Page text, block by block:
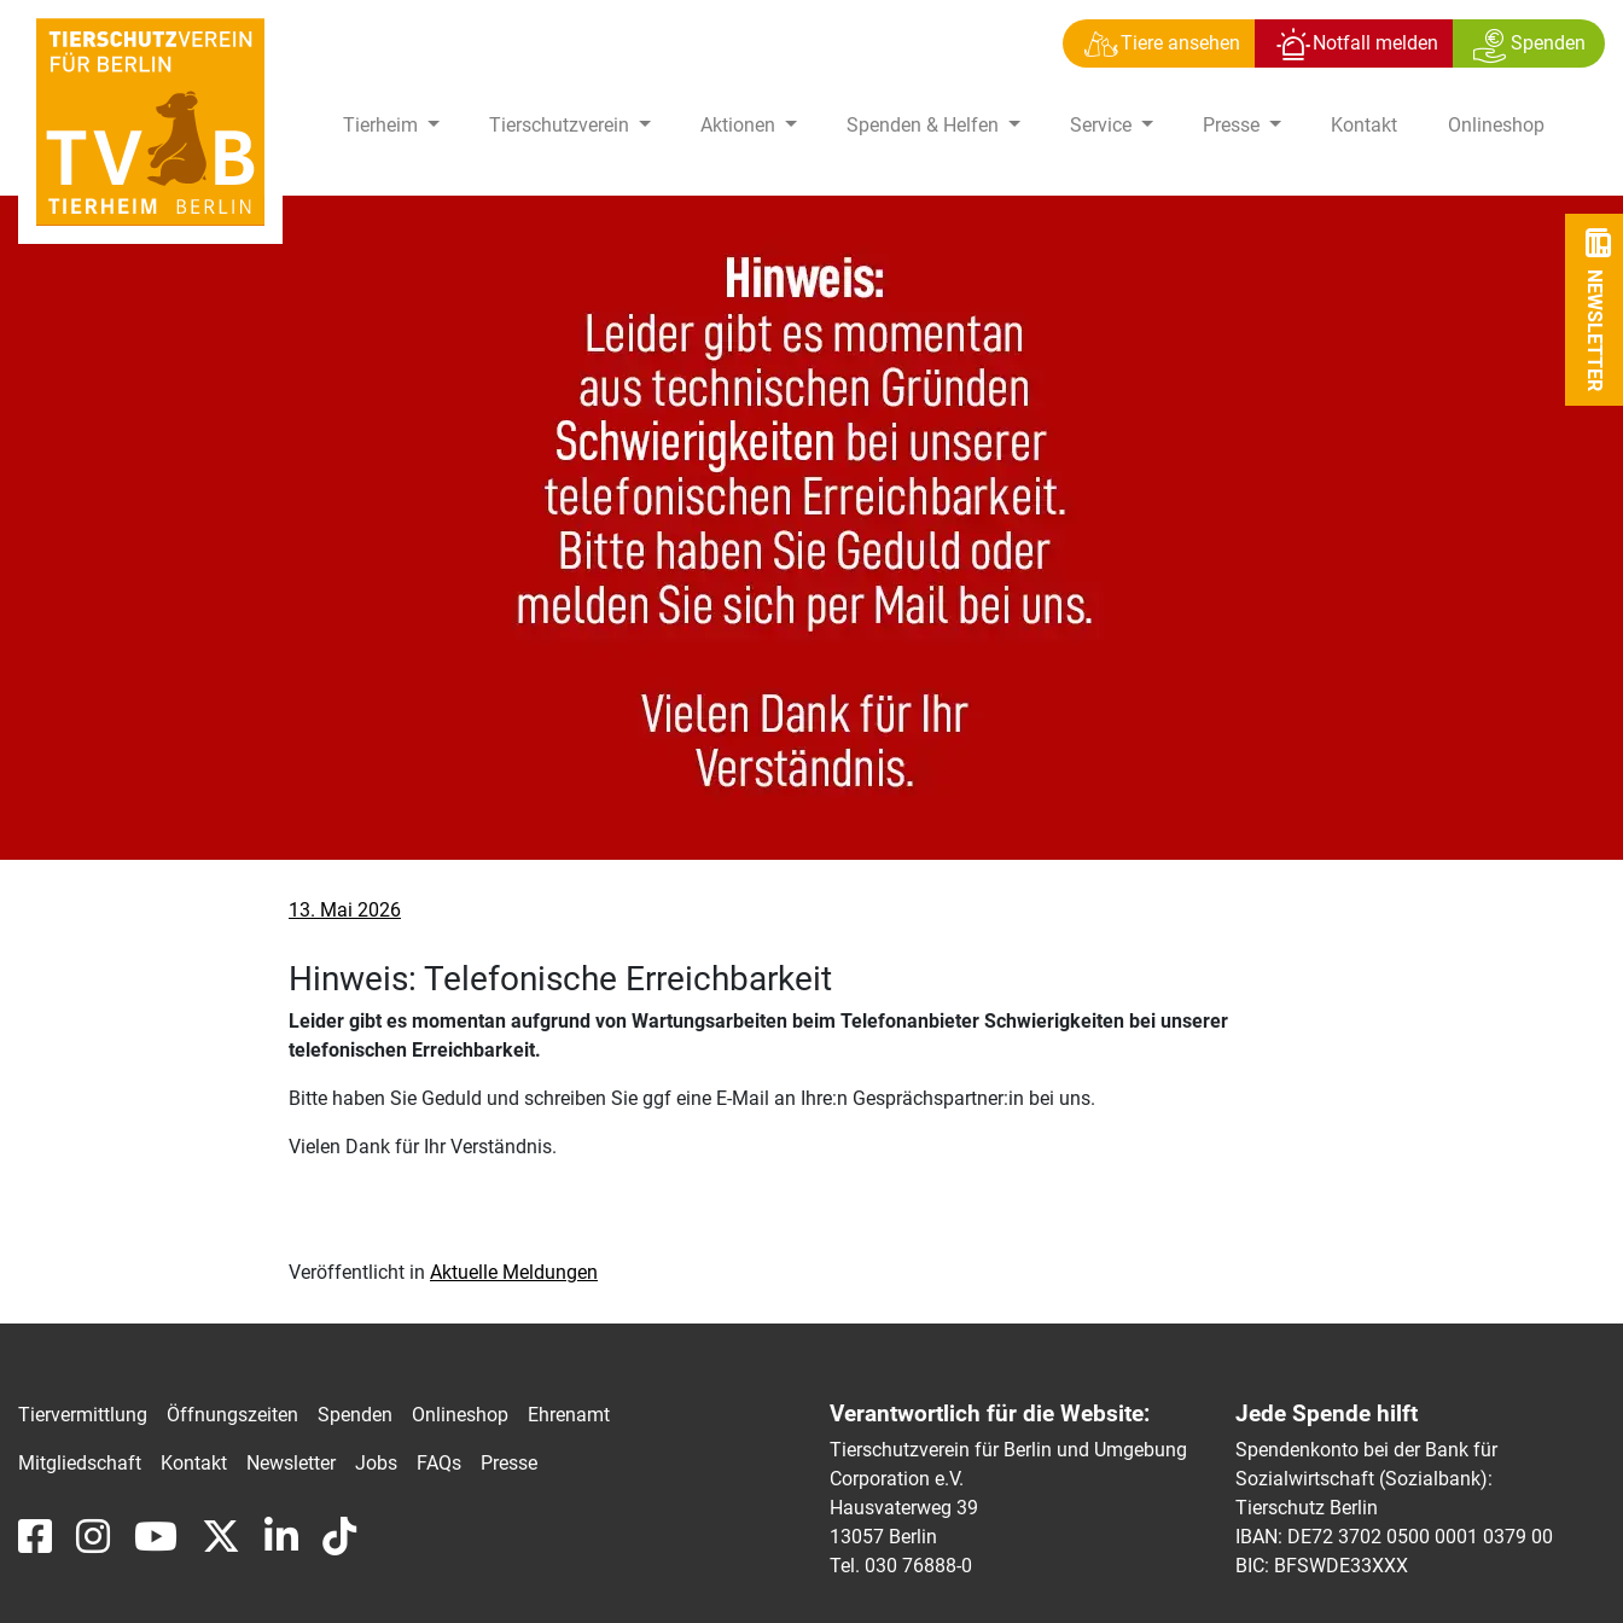
Tiere ansehen Notfall melden Spenden
Tierheim Tierschutzverein Aktionen Spenden & Helfen Service Presse Kontakt Onlineshop
NEWSLETTER
Veröffentlicht
13. Mai 2026
Hinweis: Telefonische Erreichbarkeit
Leider gibt es momentan aufgrund von Wartungsarbeiten beim Telefonanbieter Schwierigkeiten bei unserer
telefonischen Erreichbarkeit.
Bitte haben Sie Geduld und schreiben Sie ggf eine E-Mail an Ihre:n Gesprächspartner:in bei uns.
Vielen Dank für Ihr Verständnis.
Veröffentlicht in Aktuelle Meldungen
Tiervermittlung Öffnungszeiten Spenden Onlineshop Ehrenamt
Mitgliedschaft Kontakt Newsletter Jobs FAQs Presse
Verantwortlich für die Website:
Tierschutzverein für Berlin und Umgebung
Corporation e.V.
Hausvaterweg 39
13057 Berlin
Tel. 030 76888-0
Jede Spende hilft
Spendenkonto bei der Bank für
Sozialwirtschaft (Sozialbank):
Tierschutz Berlin
IBAN: DE72 3702 0500 0001 0379 00
BIC: BFSWDE33XXX